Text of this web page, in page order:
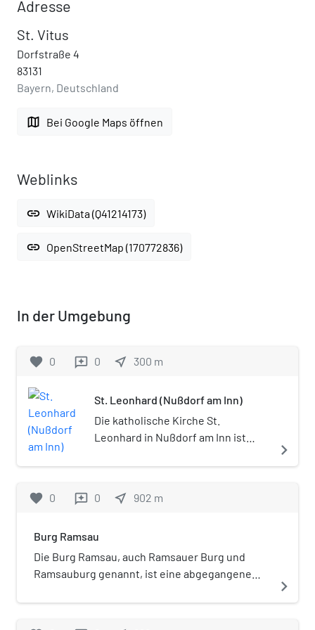
Adresse
St. Vitus
Dorfstraße 4
83131
Bayern, Deutschland
map Bei Google Maps öffnen
Weblinks
link WikiData (Q41214173)
link OpenStreetMap (170772836)
In der Umgebung
favorite 0 reviews 0 near_me 300 m
St. Leonhard (Nußdorf am Inn)
Die katholische Kirche St.
Leonhard in Nußdorf am Inn ist
südwestlichen Ortsrand.
navigate_next
favorite 0 reviews 0 near_me 902 m
Burg Ramsau
Die Burg Ramsau, auch Ramsauer Burg und
Ramsauburg genannt, ist eine abgegangene
Meter nördlich der Kirche von Ramsau, einem
navigate_next